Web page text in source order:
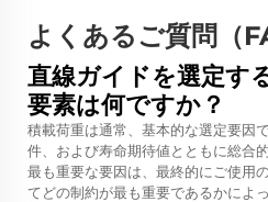
よくあるご質問（
直線ガイドを選定す
要素は何ですか？
積載荷重は通常、基本的な選定要因
件、および寿命期待値とともに総合
最も重要な要因は、最終的にご使用
てどの制約が最も重要であるかによ